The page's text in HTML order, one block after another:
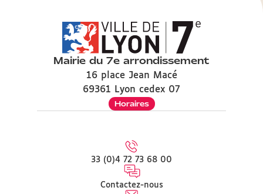
Mairie du 7e arrondissement
16 place Jean Macé
69361 Lyon cedex 07
Horaires
33 (0)4 72 73 68 00
Contactez-nous